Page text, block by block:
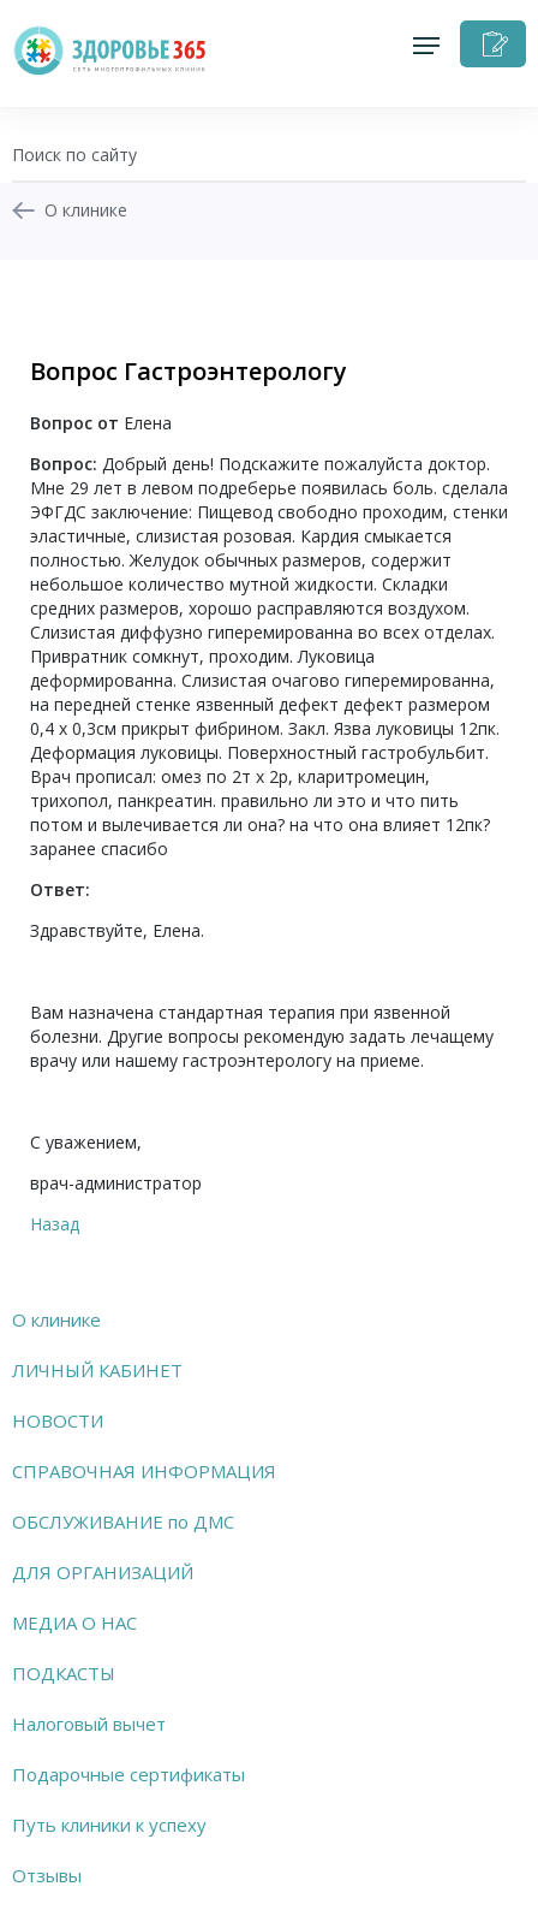
О клинике
Вопрос Гастроэнтерологу
Вопрос от Елена
Вопрос: Добрый день! Подскажите пожалуйста доктор.
Мне 29 лет в левом подреберье появилась боль. сделала
ЭФГДС заключение: Пищевод свободно проходим, стенки
эластичные, слизистая розовая. Кардия смыкается
полностью. Желудок обычных размеров, содержит
небольшое количество мутной жидкости. Складки
средних размеров, хорошо расправляются воздухом.
Слизистая диффузно гиперемированна во всех отделах.
Привратник сомкнут, проходим. Луковица
деформированна. Слизистая очагово гиперемированна,
на передней стенке язвенный дефект дефект размером
0,4 х 0,3см прикрыт фибрином. Закл. Язва луковицы 12пк.
Деформация луковицы. Поверхностный гастробульбит.
Врач прописал: омез по 2т х 2р, кларитромецин,
трихопол, панкреатин. правильно ли это и что пить
потом и вылечивается ли она? на что она влияет 12пк?
заранее спасибо
Ответ:
Здравствуйте, Елена.
Вам назначена стандартная терапия при язвенной
болезни. Другие вопросы рекомендую задать лечащему
врачу или нашему гастроэнтерологу на приеме.
С уважением,
врач-администратор
Назад
О клинике
ЛИЧНЫЙ КАБИНЕТ
НОВОСТИ
СПРАВОЧНАЯ ИНФОРМАЦИЯ
ОБСЛУЖИВАНИЕ по ДМС
ДЛЯ ОРГАНИЗАЦИЙ
МЕДИА О НАС
ПОДКАСТЫ
Налоговый вычет
Подарочные сертификаты
Путь клиники к успеху
Отзывы
Личный кабинет